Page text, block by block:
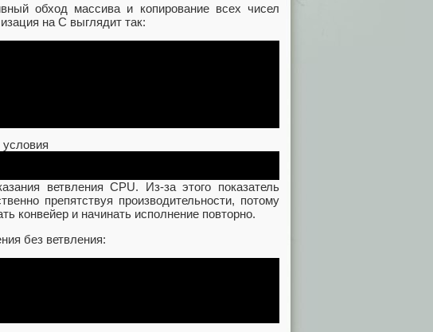
обход массива и копирование всех чисел
на C выглядит так:
ветвления CPU. Из-за этого показатель
препятствуя производительности, потому
конвейер и начинать исполнение повторно.
без ветвления: